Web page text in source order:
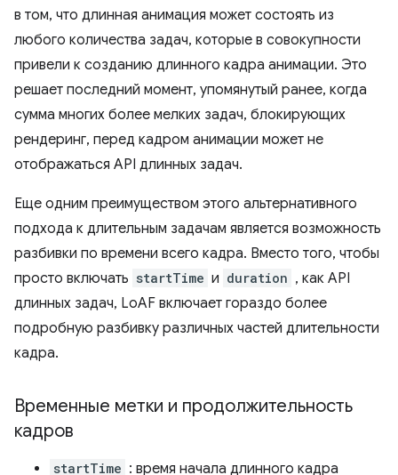
в том, что длинная анимация может состоять из
любого количества задач, которые в совокупности
привели к созданию длинного кадра анимации. Это
решает последний момент, упомянутый ранее, когда
сумма многих более мелких задач, блокирующих
рендеринг, перед кадром анимации может не
отображаться API длинных задач.
Еще одним преимуществом этого альтернативного
подхода к длительным задачам является возможность
разбивки по времени всего кадра. Вместо того, чтобы
просто включать startTime и duration , как API
длинных задач, LoAF включает гораздо более
подробную разбивку различных частей длительности
кадра.
Временные метки и продолжительность
кадров
startTime : время начала длинного кадра